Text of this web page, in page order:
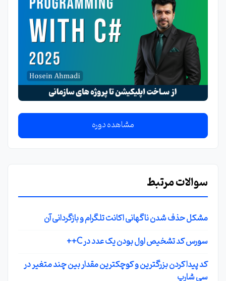
مشاهده دوره
سوالات مرتبط
مشکل حذف شدن ناگهانی اکانت تلگرام و بازگردانی آن
سورس کد تشخیص اول بودن یک عدد در C++
کد پیدا کردن بزرگترین و کوچکترین مقدار بین چند متغیر در
سی شارپ